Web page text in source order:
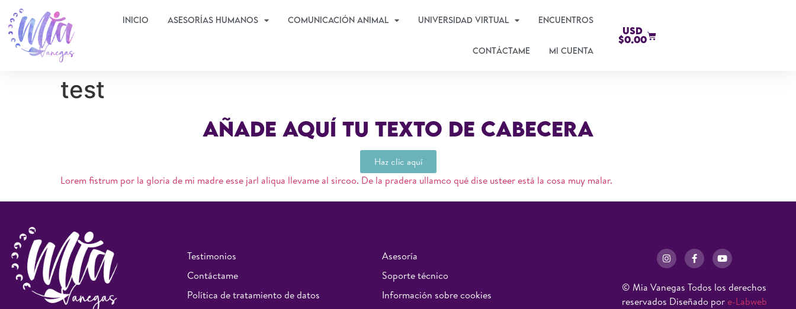
Inicio Asesorías Humanos Comunicación Animal Universidad virtual Encuentros
Contáctame Mi cuenta
USD
$0.00
test
Añade aquí tu texto de cabecera
Haz clic aquí
Lorem fistrum por la gloria de mi madre esse jarl aliqua llevame al sircoo. De la pradera ullamco qué dise usteer está la cosa muy malar.
Testimonios
Contáctame
Política de tratamiento de datos
Asesoría
Soporte técnico
Información sobre cookies
© Mia Vanegas Todos los derechos
reservados Diseñado por e-Labweb